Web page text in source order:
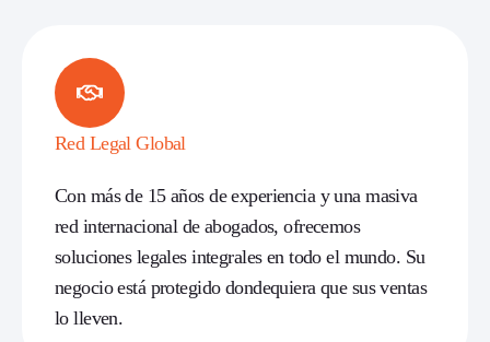
Red Legal Global
Con más de 15 años de experiencia y una masiva
red internacional de abogados, ofrecemos
soluciones legales integrales en todo el mundo. Su
negocio está protegido dondequiera que sus ventas
lo lleven.